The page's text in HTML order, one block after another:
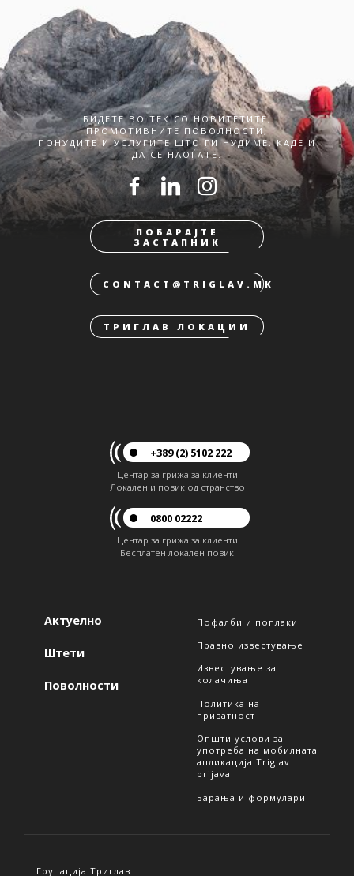
БИДЕТЕ ВО ТЕК СО НОВИТЕТИТЕ,
ПРОМОТИВНИТЕ ПОВОЛНОСТИ,
ПОНУДИТЕ И УСЛУГИТЕ ШТО ГИ НУДИМЕ. КАДЕ И
ДА СЕ НАОЃАТЕ.
ПОБАРАЈТЕ
ЗАСТАПНИК
CONTACT@TRIGLAV.MK
ТРИГЛАВ ЛОКАЦИИ
+389 (2) 5102 222
Центар за грижа за клиенти
Локален и повик од странство
0800 02222
Центар за грижа за клиенти
Бесплатен локален повик
Актуелно
Штети
Поволности
Пофалби и поплаки
Правно известување
Известување за
колачиња
Политика на
приватност
Општи услови за
употреба на мобилната
апликација Triglav
prijava
Барања и формулари
Групација Триглав